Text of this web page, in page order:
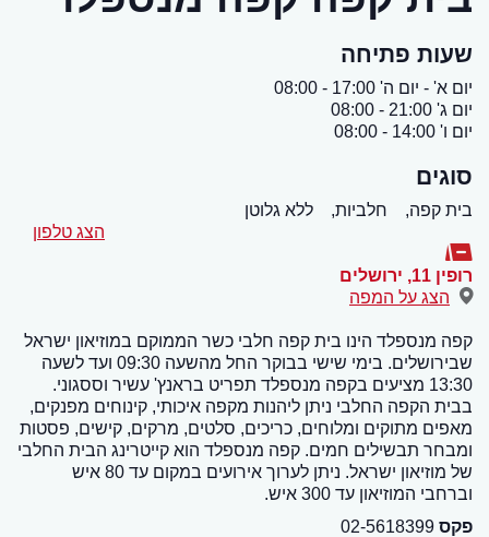
שעות פתיחה
יום א' - יום ה' 17:00 - 08:00
יום ג' 21:00 - 08:00
יום ו' 14:00 - 08:00
סוגים
בית קפה, חלביות,
ללא גלוטן
הצג טלפון
רופין 11 , ירושלים
הצג על המפה
קפה מנספלד הינו בית קפה חלבי כשר הממוקם במוזיאון ישראל
שבירושלים. בימי שישי בבוקר החל מהשעה 09:30 ועד לשעה
13:30 מציעים בקפה מנספלד תפריט בראנץ' עשיר וססגוני.
בבית הקפה החלבי ניתן ליהנות מקפה איכותי, קינוחים מפנקים,
מאפים מתוקים ומלוחים, כריכים, סלטים, מרקים, קישים, פסטות
ומבחר תבשילים חמים. קפה מנספלד הוא קייטרינג הבית החלבי
של מוזיאון ישראל. ניתן לערוך אירועים במקום עד 80 איש
וברחבי המוזיאון עד 300 איש.
פקס 02-5618399